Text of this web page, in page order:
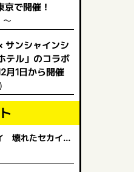
京で開催！
～
サンシャインシ
テル」のコラボ
月1日から開催
壊れたセカイと
ブビューイング